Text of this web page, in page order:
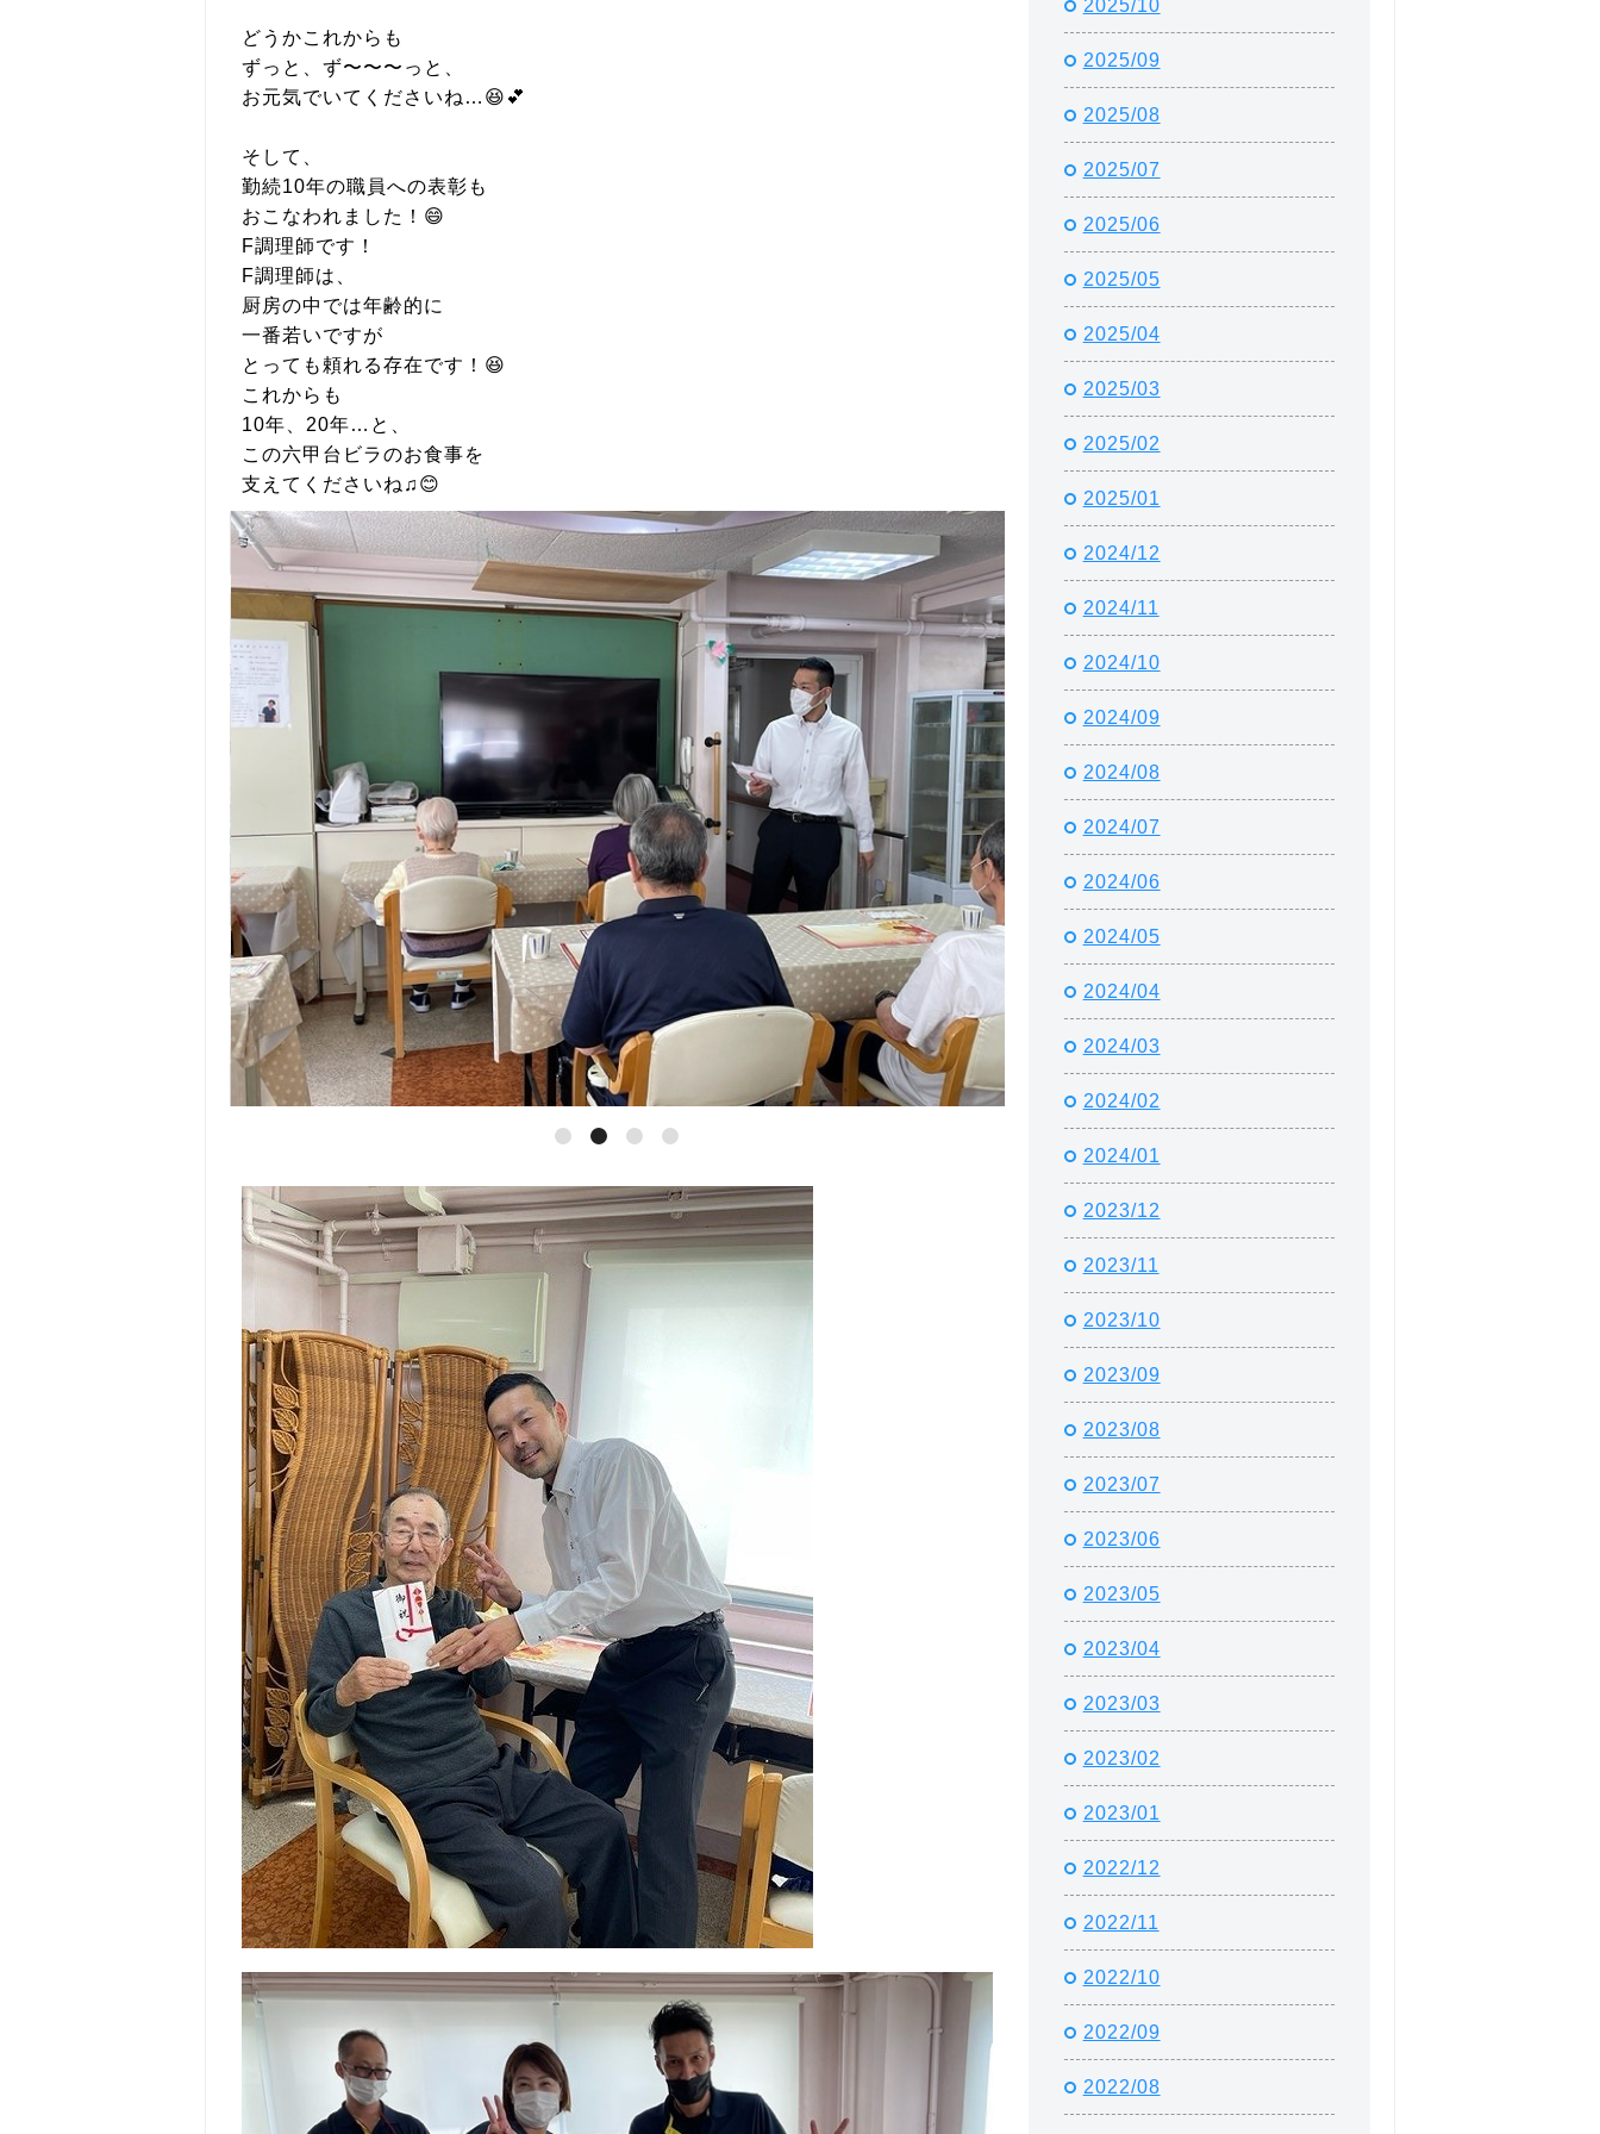
どうかこれからも
ずっと、ず〜〜〜っと、
お元気でいてくださいね…😆💕
そして、
勤続10年の職員への表彰も
おこなわれました！😄
F調理師です！
F調理師は、
厨房の中では年齢的に
一番若いですが
とっても頼れる存在です！😆
これからも
10年、20年…と、
この六甲台ビラのお食事を
支えてくださいね♫😊
2025/10
2025/09
2025/08
2025/07
2025/06
2025/05
2025/04
2025/03
2025/02
2025/01
2024/12
2024/11
2024/10
2024/09
2024/08
2024/07
2024/06
2024/05
2024/04
2024/03
2024/02
2024/01
2023/12
2023/11
2023/10
2023/09
2023/08
2023/07
2023/06
2023/05
2023/04
2023/03
2023/02
2023/01
2022/12
2022/11
2022/10
2022/09
2022/08